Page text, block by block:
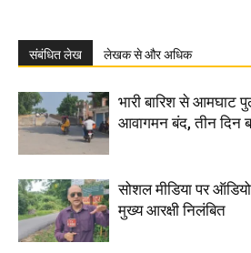
संबंधित लेख लेखक से और अधिक
भारी बारिश से आमघाट
आवागमन बंद, तीन दिन
सोशल मीडिया पर
मुख्य आरक्षी निलंबित